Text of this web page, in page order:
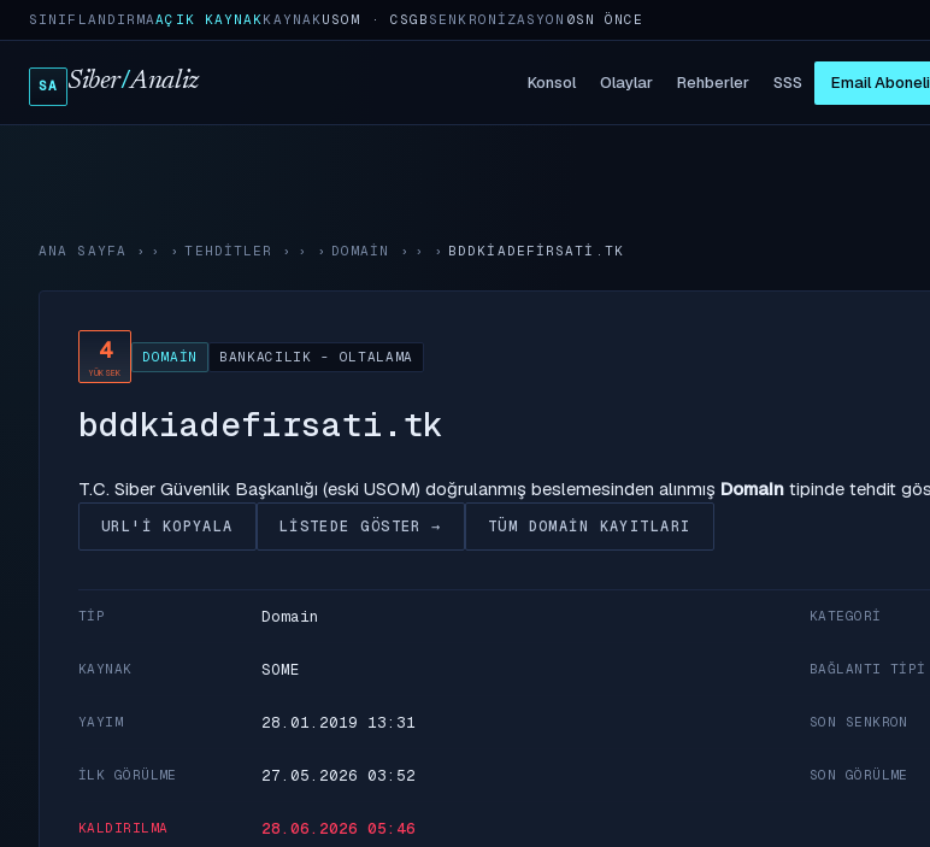
SINIFLANDIRMAAÇIK KAYNAKKAYNAKUSOM · CSGB SENKRONIZASYON 5SN ÖNCE
SA Siber/Analiz Konsol Olaylar Rehberler SSS Email
ANA SAYFA › TEHDITLER › DOMAIN › BDDKIADEFIRSATI.TK
4
YÜKSEK
DOMAIN BANKACILIK - OLTALAMA
bddkiadefirsati.tk
T.C. Siber Güvenlik Başkanlığı (eski USOM) doğrulanmış beslemesinden alınmış Domain tipinde tehdit
URL'I KOPYALA LISTEDE GÖSTER → TÜM DOMAIN KAYITLARI
TIP Domain KATEGORI
KAYNAK SOME BAĞLANTI TIPI
YAYIM 28.01.2019 13:31 SON SENKRON
İLK GÖRÜLME 27.05.2026 03:52 SON GÖRÜLME
KALDIRILMA 28.06.2026 05:46